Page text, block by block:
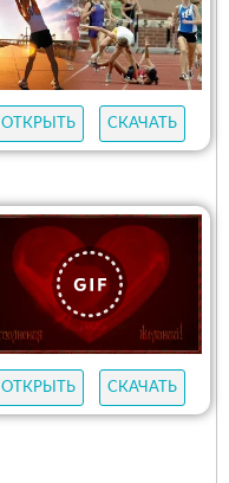
ОТКРЫТЬ СКАЧАТЬ
ОТКРЫТЬ СКАЧАТЬ